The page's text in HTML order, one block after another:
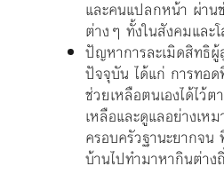
และคนแปลกหน้า ผ่าน
ต่างๆ ทั้งในสังคมและ
ปัญหาการละเมิดสิทธิ
ปัจจุบัน ได้แก่ การทอ
ช่วยเหลือตนเองได้ไว้
เหลือและดูแลอย่างเห
ครอบครัวฐานะยากจ
บ้านไปทำมาหากินต่า